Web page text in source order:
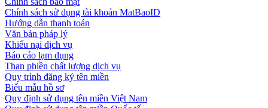
Chính sách sử dụng tài khoản MatBaoID
Hướng dẫn thanh toán
Văn bản pháp lý
Khiếu nại dịch vụ
Báo cáo lạm dụng
Than phiền chất lượng dịch vụ
Quy trình đăng ký tên miền
Biểu mẫu hồ sơ
Quy định sử dụng tên miền Việt Nam